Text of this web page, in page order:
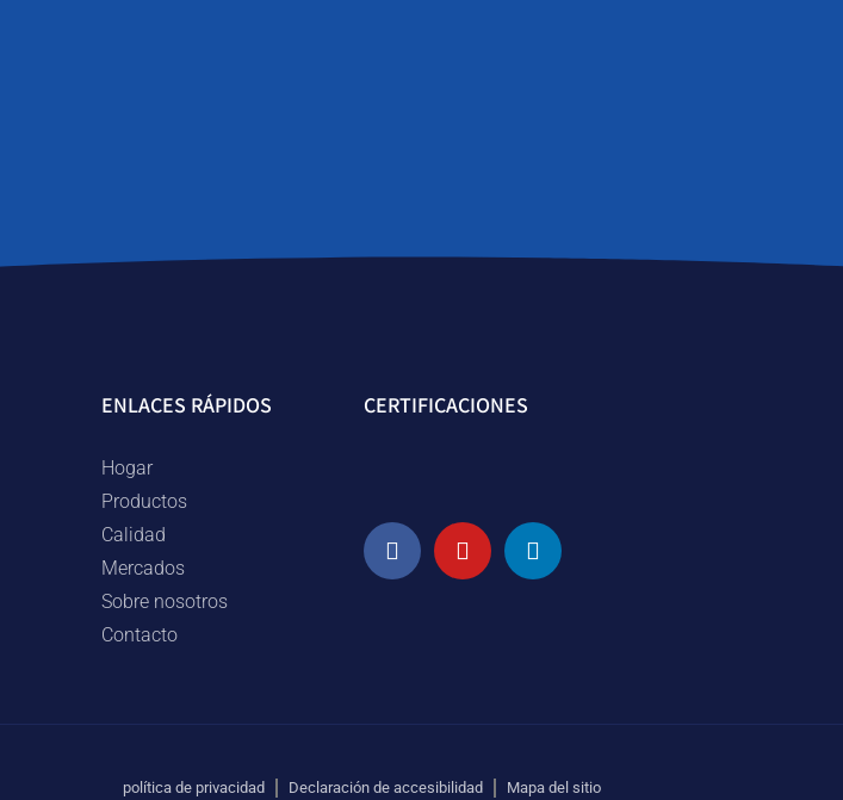
ENLACES RÁPIDOS
Hogar
Productos
Calidad
Mercados
Sobre nosotros
Contacto
CERTIFICACIONES
política de privacidad Declaración de accesibilidad Mapa del sitio